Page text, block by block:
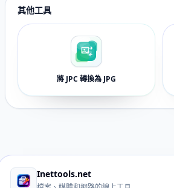
其他工具
將 JPC 轉換為 JPG
Inettools.net